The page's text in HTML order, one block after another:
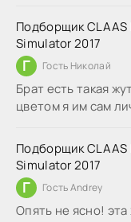
Подборщик CLAAS
Simulator 2017
Г Гость Николай
Брат есть такая
цветом я им сам
Подборщик CLAAS
Simulator 2017
Г Гость Andrey
Опять не ясно!